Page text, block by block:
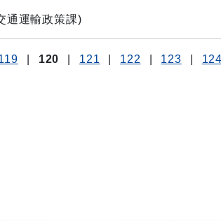
通運輸政策課)
120 121 122 123 124